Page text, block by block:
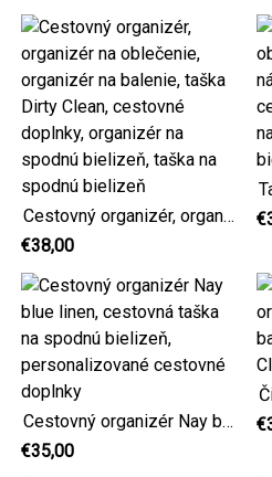
Cestovný organizér, organizér na oblečenie, organizér na balenie, taška Dirty Clean, cestovné doplnky, organizér na spodnú bielizeň, taška na spodnú bielizeň
€38,00
Cestovný organizér Nay blue linen, cestovná taška na spodnú bielizeň, personalizované cestovné doplnky
€35,00